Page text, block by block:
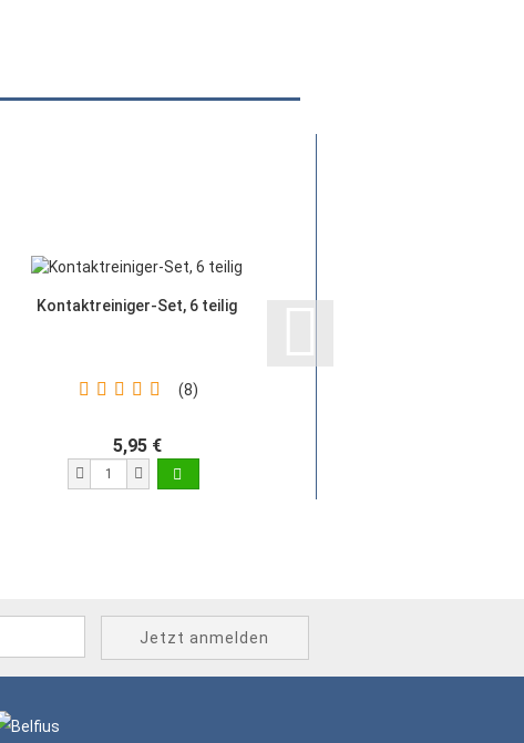
Kontaktreiniger-Set, 6 teilig
8
5,95 €